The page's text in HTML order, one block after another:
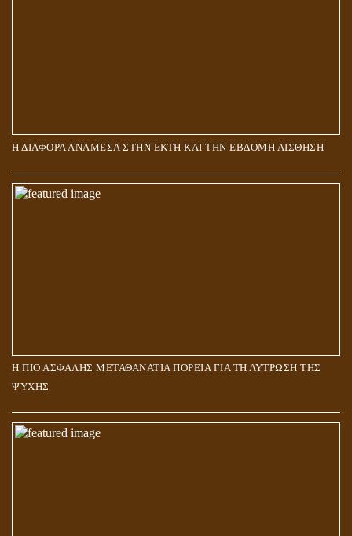
Η ΔΙΑΦΟΡΑ ΑΝΑΜΕΣΑ ΣΤΗΝ ΕΚΤΗ ΚΑΙ ΤΗΝ ΕΒΔΟΜΗ ΑΙΣΘΗΣΗ
Η ΠΙΟ ΑΣΦΑΛΗΣ ΜΕΤΑΘΑΝΑΤΙΑ ΠΟΡΕΙΑ ΓΙΑ ΤΗ ΛΥΤΡΩΣΗ ΤΗΣ
ΨΥΧΗΣ